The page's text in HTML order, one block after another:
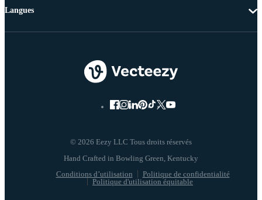
© 2026 Eezy LLC Tous droits réservés
Conditions d’utilisation
Politique de confidentialité
Politique d'utilisation équitable
Langues